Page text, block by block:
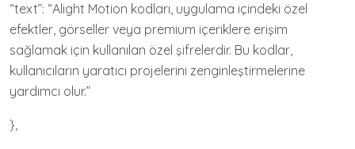
“text”: “Alight Motion kodları, uygulama içindeki özel
efektler, görseller veya premium içeriklere erişim
sağlamak için kullanılan özel şifrelerdir. Bu kodlar,
kullanıcıların yaratıcı projelerini zenginleştirmelerine
yardımcı olur.”
},